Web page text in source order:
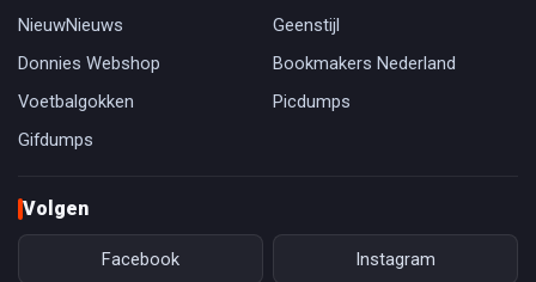
NieuwNieuws
Geenstijl
Donnies Webshop
Bookmakers Nederland
Voetbalgokken
Picdumps
Gifdumps
Volgen
Facebook Instagram